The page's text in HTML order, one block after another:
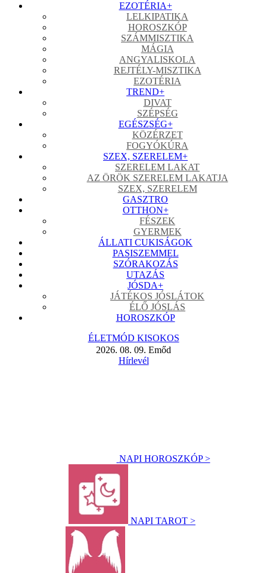
EZOTÉRIA+
LELKIPATIKA
HOROSZKÓP
SZÁMMISZTIKA
MÁGIA
ANGYALISKOLA
REJTÉLY-MISZTIKA
EZOTÉRIA
TREND+
DIVAT
SZÉPSÉG
EGÉSZSÉG+
KÖZÉRZET
FOGYÓKÚRA
SZEX, SZERELEM+
SZERELEM LAKAT
AZ ÖRÖK SZERELEM LAKATJA
SZEX, SZERELEM
GASZTRO
OTTHON+
FÉSZEK
GYERMEK
ÁLLATI CUKISÁGOK
PASISZEMMEL
SZÓRAKOZÁS
UTAZÁS
JÓSDA+
JÁTÉKOS JÓSLÁTOK
ÉLŐ JÓSLÁS
HOROSZKÓP
ÉLETMÓD KISOKOS
2026. 08. 09. Emőd
Hírlevél
NAPI HOROSZKÓP >
NAPI TAROT >